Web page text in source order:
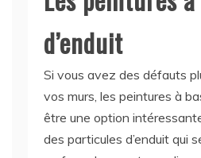
d’enduit
Si vous avez des défauts
vos murs, les peintures à
être une option
des particules d’enduit qui